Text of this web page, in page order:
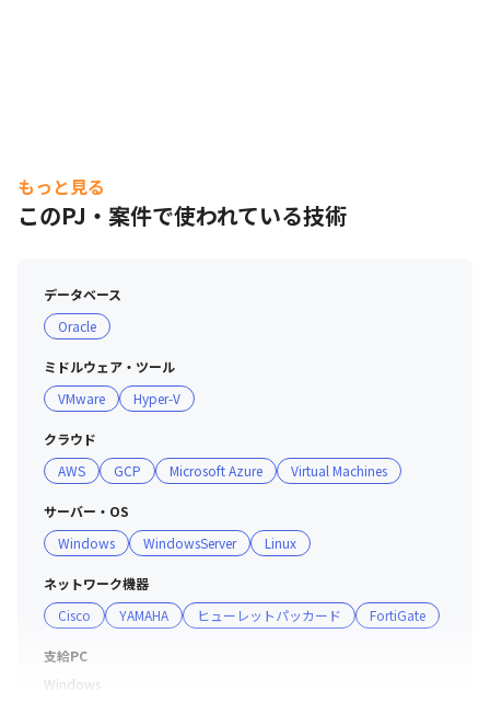
もっと見る
このPJ・案件で使われている技術
データベース
Oracle
ミドルウェア・ツール
VMware
Hyper-V
クラウド
AWS
GCP Microsoft Azure Virtual Machines
サーバー・OS
Windows
WindowsServer Linux
ネットワーク機器
Cisco
YAMAHA ヒューレットパッカード FortiGate
支給PC
Windows